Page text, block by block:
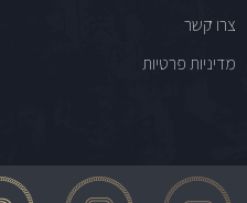
צרו קשר
מדיניות פרטיות